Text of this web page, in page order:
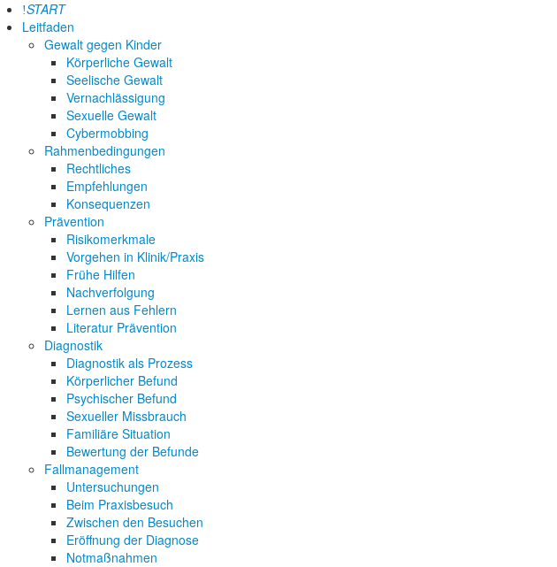
START
Leitfaden
Gewalt gegen Kinder
Körperliche Gewalt
Seelische Gewalt
Vernachlässigung
Sexuelle Gewalt
Cybermobbing
Rahmenbedingungen
Rechtliches
Empfehlungen
Konsequenzen
Prävention
Risikomerkmale
Vorgehen in Klinik/Praxis
Frühe Hilfen
Nachverfolgung
Lernen aus Fehlern
Literatur Prävention
Diagnostik
Diagnostik als Prozess
Körperlicher Befund
Psychischer Befund
Sexueller Missbrauch
Familiäre Situation
Bewertung der Befunde
Fallmanagement
Untersuchungen
Beim Praxisbesuch
Zwischen den Besuchen
Eröffnung der Diagnose
Notmaßnahmen